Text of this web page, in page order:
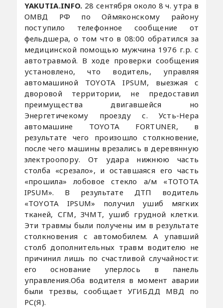
YAKUTIA.INFO. 28 сентября около 8 ч. утра в
ОМВД РФ по Оймяконскому району
поступило телефонное сообщение от
фельдшера, о том что в 08:00 обратился за
медицинской помощью мужчина 1976 г.р. с
автотравмой. В ходе проверки сообщения
установлено, что водитель, управляя
автомашиной ТОYОТА IPSUM, выезжая с
дворовой территории, не предоставил
преимущества двигавшейся но
Энергетичекому проезду с. Усть-Нера
автомашине TOYOTA FORTUNER, в
результате чего произошло столкновение,
после чего машины врезались в деревянную
электроопору. От удара нижнюю часть
столба «срезало», и оставшаяся его часть
«прошила» лобовое стекло а/м «ТОТОТА
IPSUM». В результате ДТП водитель
«ТОYОТА IPSUM» получил ушиб мягких
тканей, СГМ, ЗЧМТ, ушиб грудной клетки.
Эти травмы были получены им в результате
столкновения с автомобилем. А упавший
столб дополнительных травм водителю не
причинил лишь по счастливой случайности:
его основание уперлось в панель
управления.Оба водителя в момент аварии
были трезвы, сообщает УГИБДД МВД по
РС(Я).